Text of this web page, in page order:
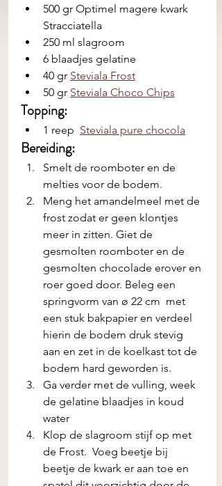
500 gr Optimel magere kwark
Stracciatella
250 ml slagroom
6 blaadjes gelatine
40 gr Steviala Frost
50 gr Steviala Choco Chips
Topping:
1 reep Steviala pure chocola
Bereiding:
Smelt de roomboter en de
melties voor de bodem.
Meng het amandelmeel met de
frost zodat er geen klontjes
meer in zitten. Giet de
gesmolten roomboter en de
gesmolten chocolade erover en
roer goed door. Beleg een
springvorm van ø 22 cm  met
een stuk bakpapier en verdeel
hierin de bodem druk stevig
aan en zet in de koelkast tot de
bodem hard geworden is.
Ga verder met de vulling, week
de gelatine blaadjes in koud
water
Klop de slagroom stijf op met
de Frost.  Voeg beetje bij
beetje de kwark er aan toe en